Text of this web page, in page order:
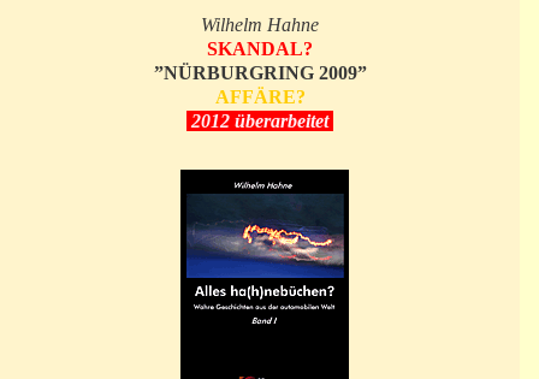
Wilhelm Hahne
SKANDAL?
”NÜRBURGRING 2009”
AFFÄRE?
2012 überarbeitet